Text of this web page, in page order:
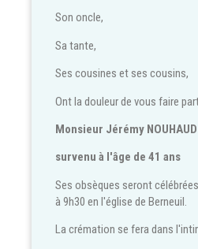
Son oncle,
Sa tante,
Ses cousines et ses cousins,
Ont la douleur de vous faire
Monsieur Jérémy NOUHAUD
survenu à l'âge de 41 ans
Ses obsèques seront
à 9h30 en l'église de Berneuil.
La crémation se fera dans